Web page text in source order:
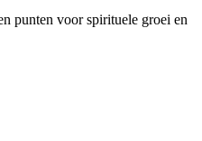
punten voor spirituele groei en